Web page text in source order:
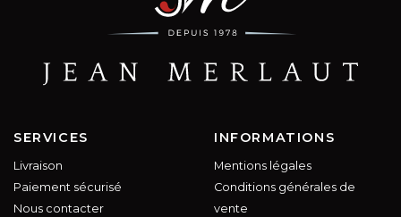
SERVICES
Livraison
Paiement sécurisé
Nous contacter
INFORMATIONS
Mentions légales
Conditions générales de
vente